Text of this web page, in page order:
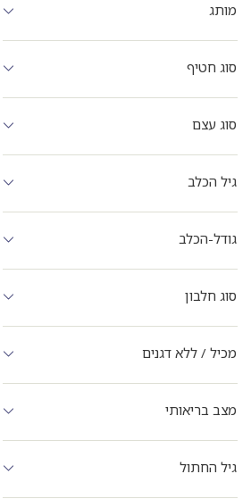
מותג
סוג חטיף
סוג עצם
גיל הכלב
גודל-הכלב
סוג חלבון
מכיל / ללא דגנים
מצב בריאותי
גיל החתול